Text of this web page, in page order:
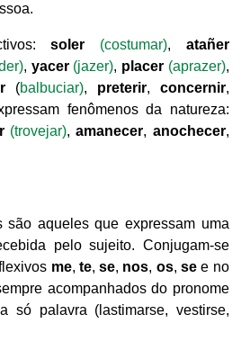
soler (costumar), atañer
, yacer (jazer), placer (aprazer),
(balbuciar), preterir, concernir,
fenômenos da natureza:
(trovejar),amanecer, anochecer,
são aqueles que expressam uma
pelo sujeito. Conjugam-se
me, te,se, nos, os,se e no
acompanhados do pronome
só palavra (lastimarse, vestirse,